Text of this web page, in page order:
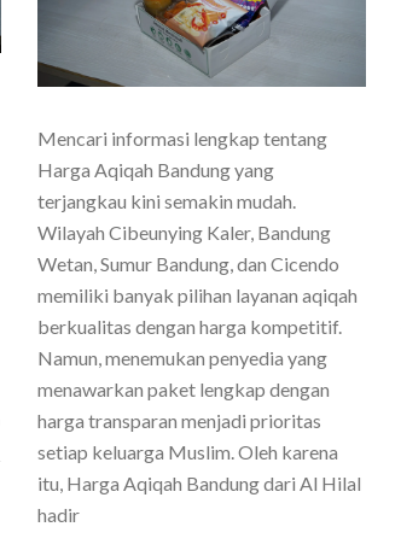
Mencari informasi lengkap tentang
Harga Aqiqah Bandung yang
terjangkau kini semakin mudah.
Wilayah Cibeunying Kaler, Bandung
Wetan, Sumur Bandung, dan Cicendo
memiliki banyak pilihan layanan aqiqah
berkualitas dengan harga kompetitif.
Namun, menemukan penyedia yang
menawarkan paket lengkap dengan
harga transparan menjadi prioritas
setiap keluarga Muslim. Oleh karena
itu, Harga Aqiqah Bandung dari Al Hilal
hadir